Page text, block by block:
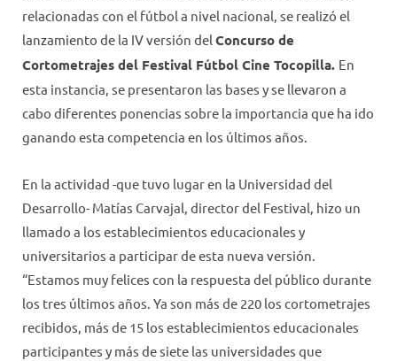
relacionadas con el fútbol a nivel nacional, se realizó el
lanzamiento de la IV versión del Concurso de
Cortometrajes del Festival Fútbol Cine Tocopilla. En
esta instancia, se presentaron las bases y se llevaron a
cabo diferentes ponencias sobre la importancia que ha ido
ganando esta competencia en los últimos años.
En la actividad -que tuvo lugar en la Universidad del
Desarrollo- Matías Carvajal, director del Festival, hizo un
llamado a los establecimientos educacionales y
universitarios a participar de esta nueva versión.
“Estamos muy felices con la respuesta del público durante
los tres últimos años. Ya son más de 220 los cortometrajes
recibidos, más de 15 los establecimientos educacionales
participantes y más de siete las universidades que